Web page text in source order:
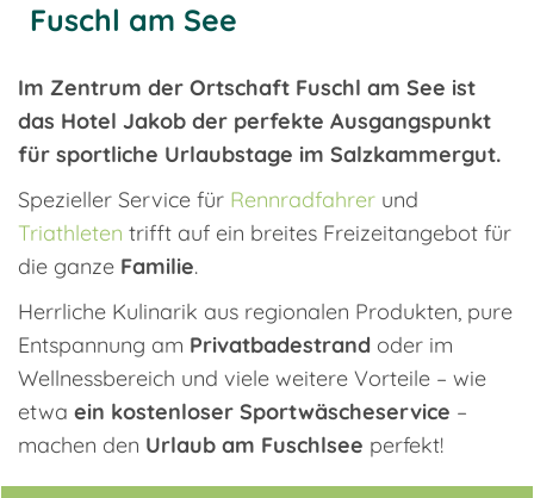
Fuschl am See
Im Zentrum der Ortschaft Fuschl am See ist
das Hotel Jakob der perfekte Ausgangspunkt
für sportliche Urlaubstage im Salzkammergut.
Spezieller Service für Rennradfahrer und
Triathleten trifft auf ein breites Freizeitangebot für
die ganze Familie.
Herrliche Kulinarik aus regionalen Produkten, pure
Entspannung am Privatbadestrand oder im
Wellnessbereich und viele weitere Vorteile – wie
etwa ein kostenloser Sportwäscheservice –
machen den Urlaub am Fuschlsee perfekt!